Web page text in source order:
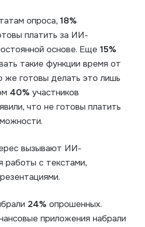
опроса, 18%
платить за ИИ-
основе. Еще 15%
такие функции время от
же готовы делать это лишь
40% участников
что не готовы платить
вызывают ИИ-
работы с текстами,
24% опрошенных.
приложения набрали